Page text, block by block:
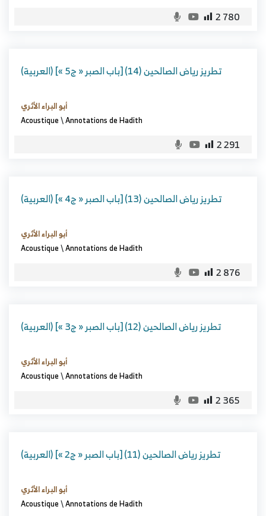
2 780
(العربية) تطريز رياض الصالحين (14) [باب الصبر « ج5 »]
أبو البراء الأثري
Acoustique\Annotations de Hadith
2 291
(العربية) تطريز رياض الصالحين (13) [باب الصبر « ج4 »]
أبو البراء الأثري
Acoustique\Annotations de Hadith
2 876
(العربية) تطريز رياض الصالحين (12) [باب الصبر « ج3 »]
أبو البراء الأثري
Acoustique\Annotations de Hadith
2 365
(العربية) تطريز رياض الصالحين (11) [باب الصبر « ج2 »]
أبو البراء الأثري
Acoustique\Annotations de Hadith